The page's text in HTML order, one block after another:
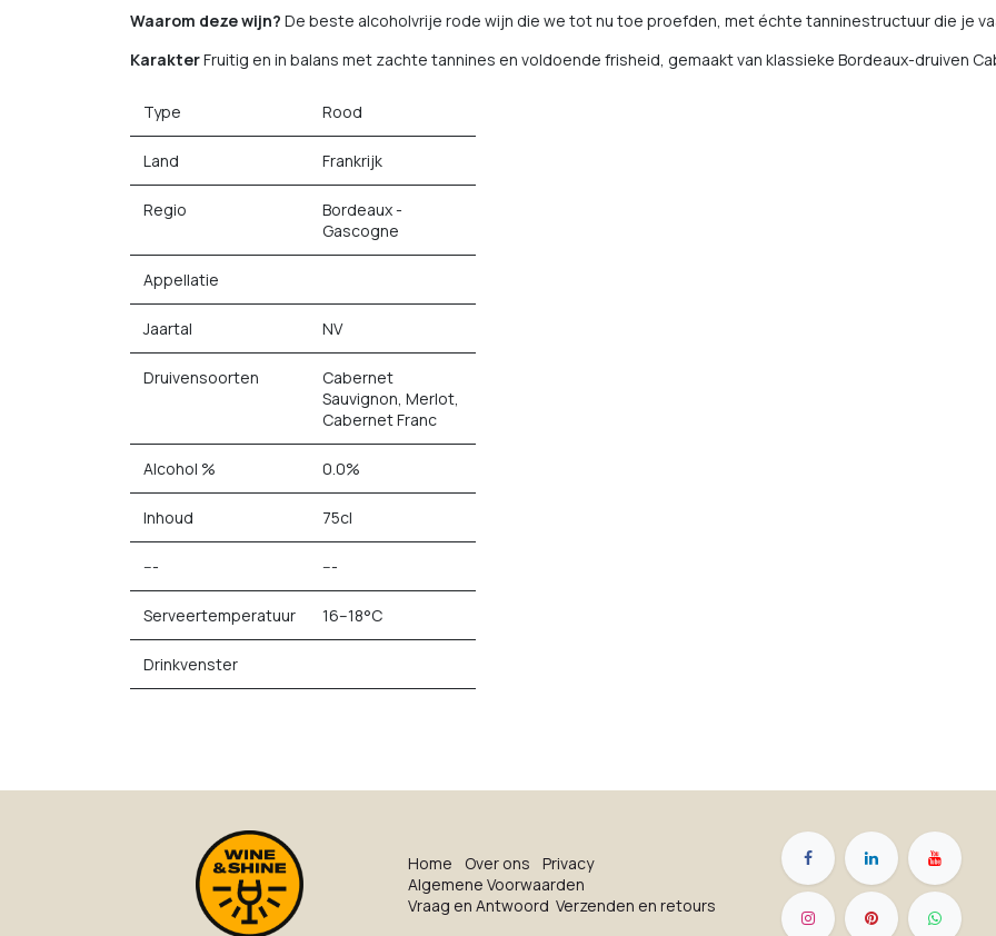
Waarom deze wijn? De beste alcoholvrije rode wijn die we tot nu toe proefden, met échte tanninestructuur die je
KarakterFruitig en in balans met zachte tannines en voldoende frisheid, gemaakt van klassieke Bordeaux-druiven
Type Rood
Land Frankrijk
Regio
Bordeaux -
Gascogne
Appellatie
Jaartal NV
Druivensoorten
Cabernet
Sauvignon, Merlot,
Cabernet Franc
Alcohol % 0.0%
Inhoud 75cl
--- ---
Serveertemperatuur 16–18°C
Drinkvenster
Ho​me O​ve​r on​s
Privacy
Algemene Voorwaarden
Vraag en Antwoord Verzenden en retours